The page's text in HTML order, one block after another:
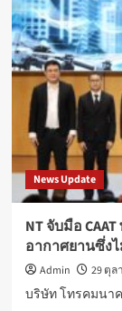
ก้าว
สู่
ยุค
ใหม่
ของ
ฟิน
เทค
ภาย
ใต้
วิสัย
ทัศน์
การ
ศูนย์กลาง
การ
เงิน
แห่ง
News Update
NT จับมือ
อากาศยานซึ่ง
Admin
29 ตุล
บริษัท โทรคมนา